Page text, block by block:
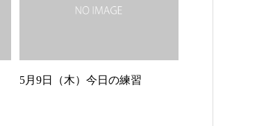
5月9日（木）今日の練習